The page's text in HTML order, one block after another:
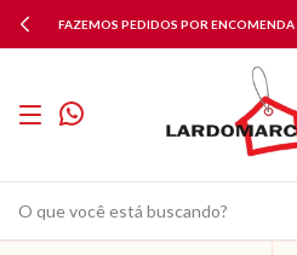
FAZEMOS PEDIDOS POR ENCOMENDA